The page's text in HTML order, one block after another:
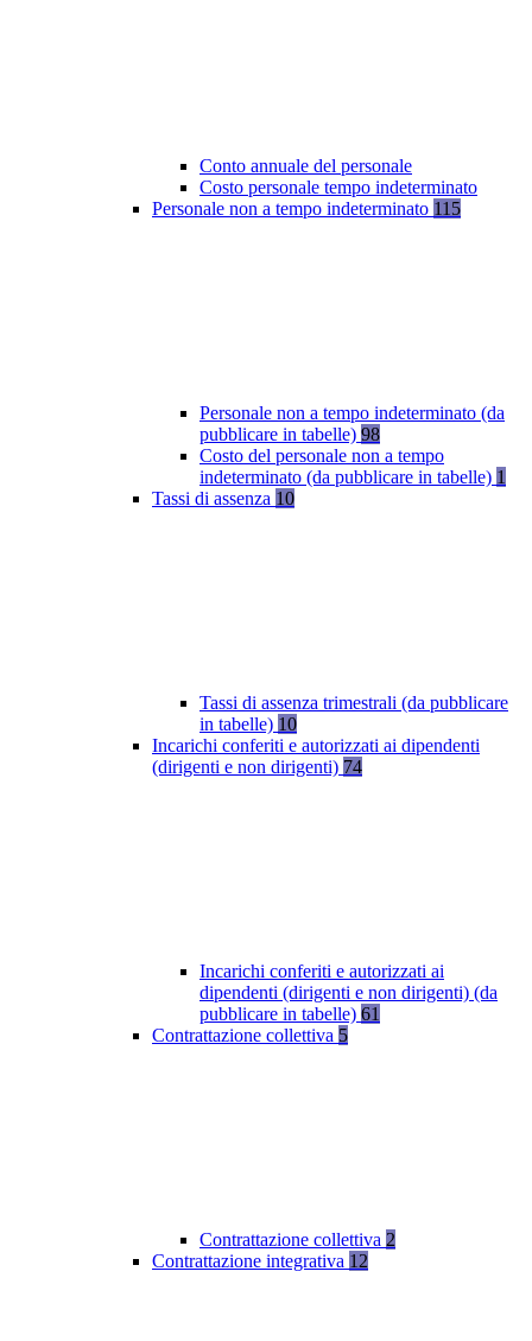
Conto annuale del personale
Costo personale tempo indeterminato
Personale non a tempo indeterminato 115
Personale non a tempo indeterminato (da
pubblicare in tabelle) 98
Costo del personale non a tempo
indeterminato (da pubblicare in tabelle) 1
Tassi di assenza 10
Tassi di assenza trimestrali (da pubblicare
in tabelle) 10
Incarichi conferiti e autorizzati ai dipendenti
(dirigenti e non dirigenti) 74
Incarichi conferiti e autorizzati ai
dipendenti (dirigenti e non dirigenti) (da
pubblicare in tabelle) 61
Contrattazione collettiva 5
Contrattazione collettiva 2
Contrattazione integrativa 12